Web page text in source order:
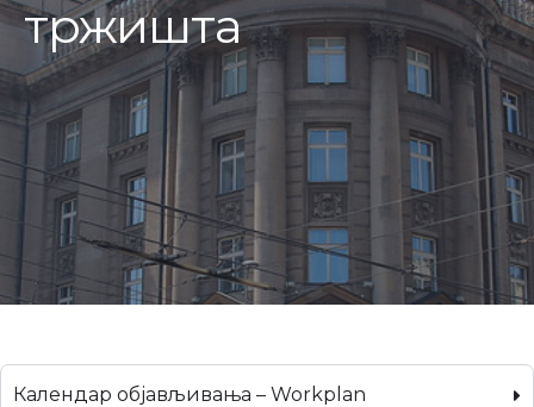
тржишта
Календар објављивања – Workplan